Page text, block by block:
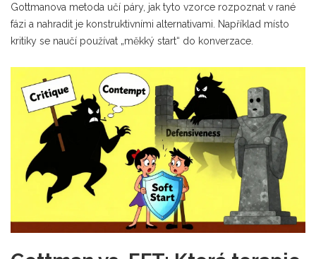
Gottmanova metoda učí páry, jak tyto vzorce rozpoznat v rané
fázi a nahradit je konstruktivními alternativami. Například místo
kritiky se naučí používat „měkký start“ do konverzace.